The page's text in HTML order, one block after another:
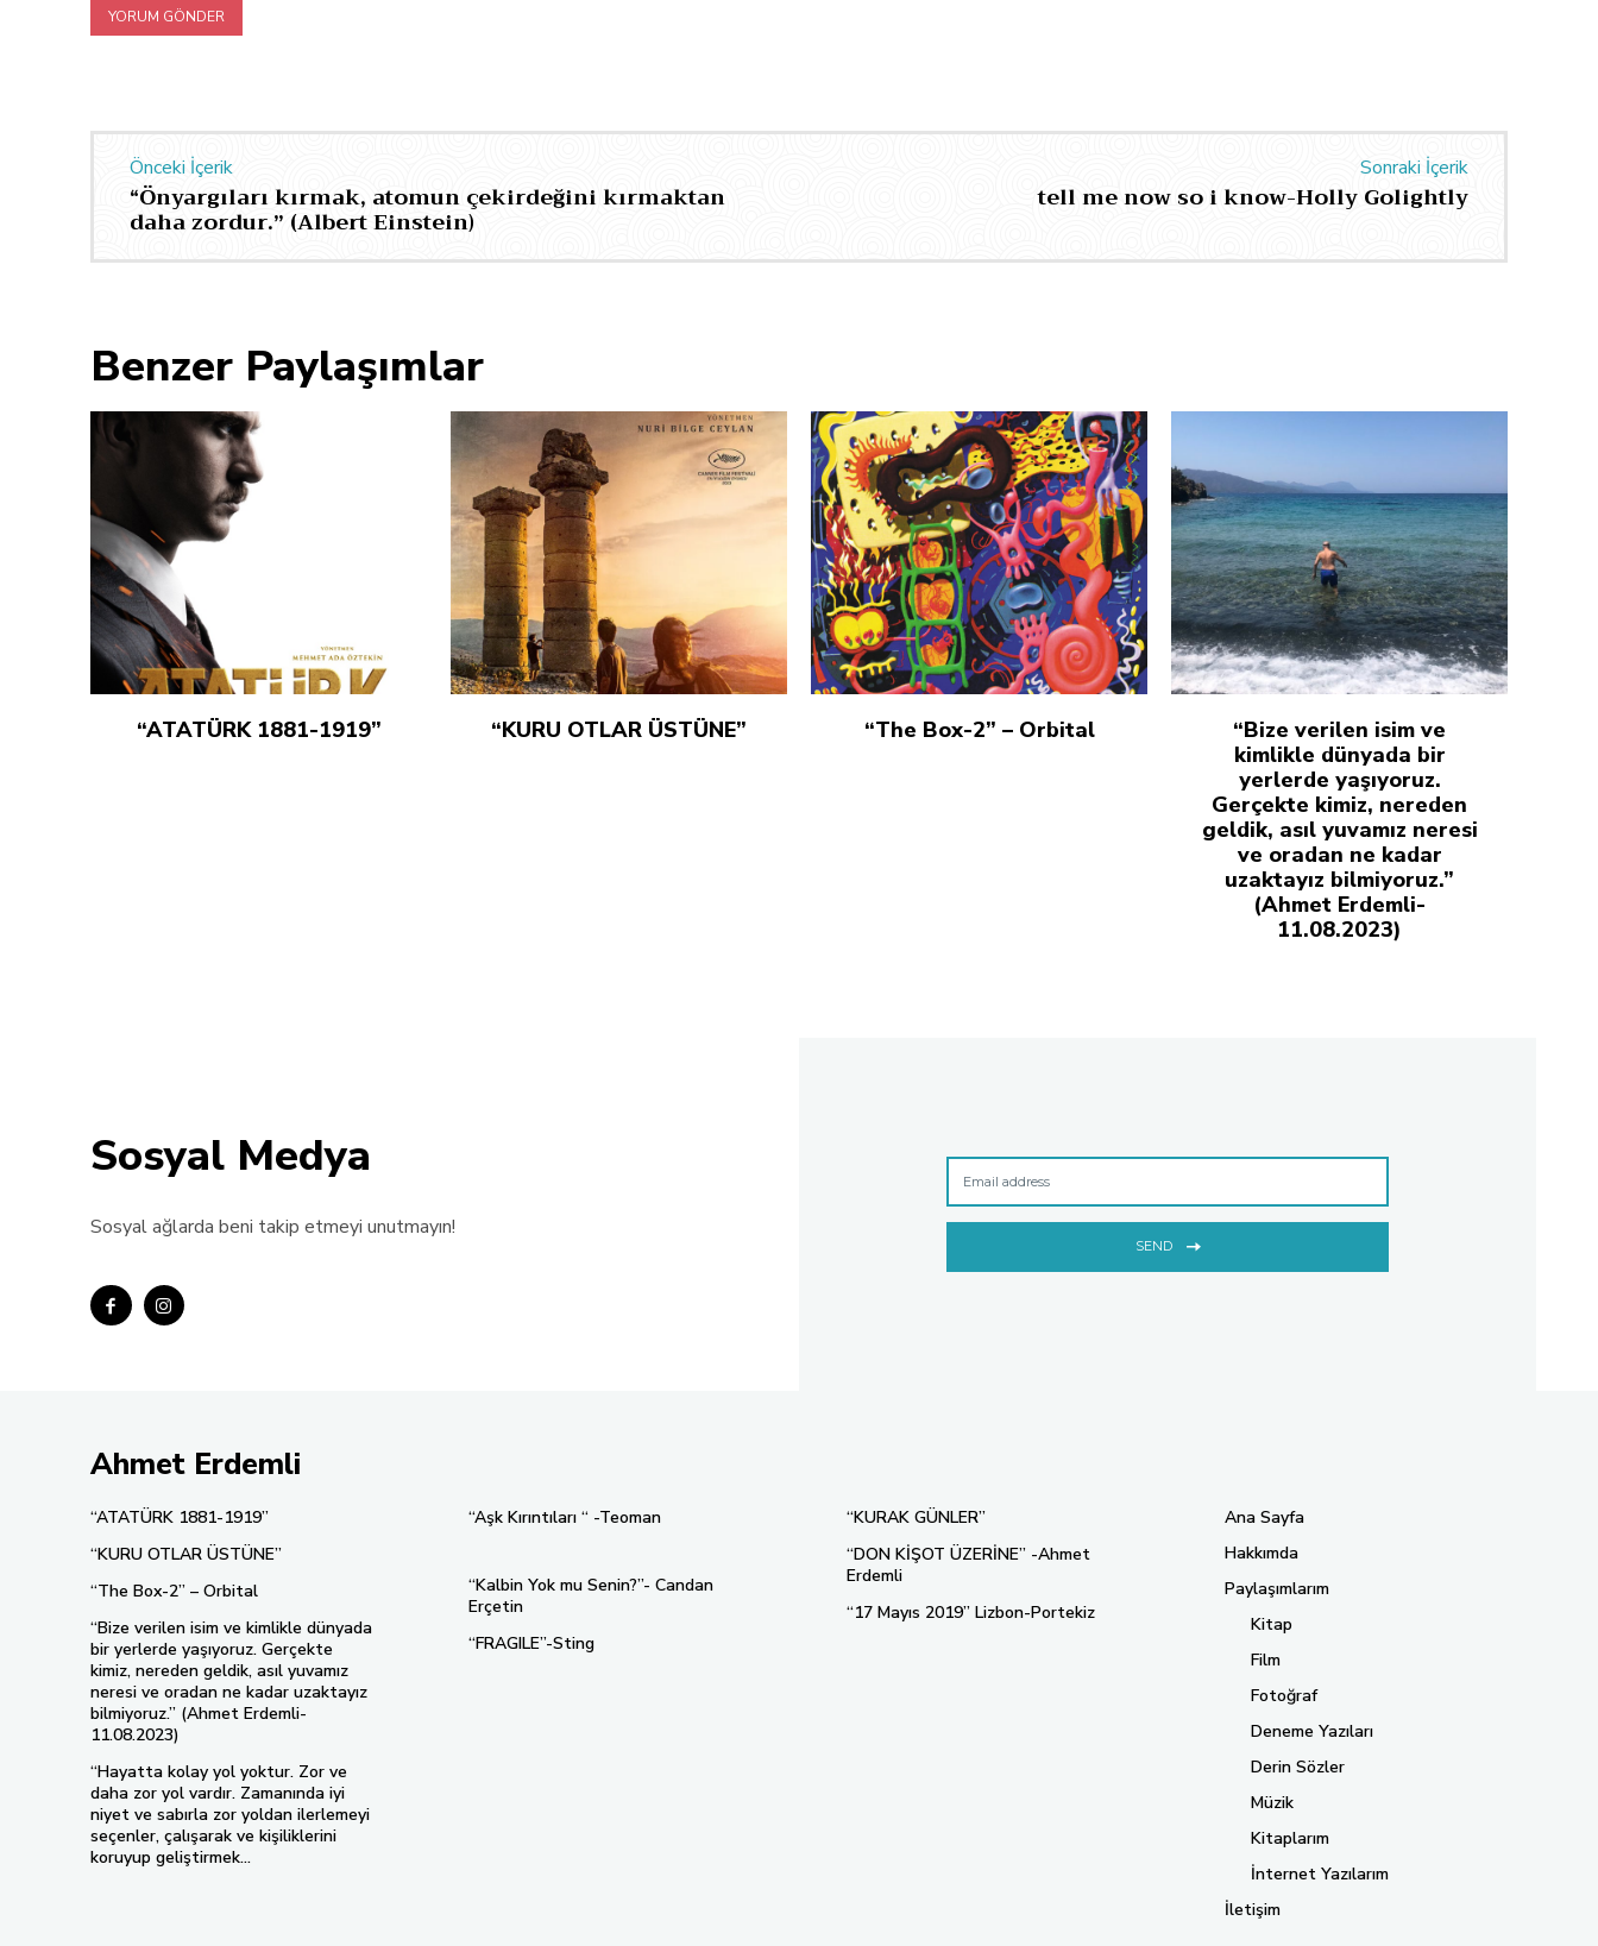
Önceki İçerik
“Önyargıları kırmak, atomun çekirdeğini kırmaktan
daha zordur.” (Albert Einstein)
Sonraki İçerik
tell me now so i know-Holly Golightly
Benzer Paylaşımlar
“ATATÜRK 1881-1919” “KURU OTLAR ÜSTÜNE” “The Box-2” – Orbital
“Bize verilen isim ve
kimlikle dünyada bir
yerlerde yaşıyoruz.
Gerçekte kimiz, nereden
geldik, asıl yuvamız neresi
ve oradan ne kadar
uzaktayız bilmiyoruz.”
(Ahmet Erdemli-
11.08.2023)
Sosyal Medya
Sosyal ağlarda beni takip etmeyi unutmayın!
SEND
Ahmet Erdemli
“ATATÜRK 1881-1919”
“KURU OTLAR ÜSTÜNE”
“The Box-2” – Orbital
“Bize verilen isim ve kimlikle dünyada
bir yerlerde yaşıyoruz. Gerçekte
kimiz, nereden geldik, asıl yuvamız
neresi ve oradan ne kadar uzaktayız
bilmiyoruz.” (Ahmet Erdemli-
11.08.2023)
“Hayatta kolay yol yoktur. Zor ve
daha zor yol vardır. Zamanında iyi
niyet ve sabırla zor yoldan ilerlemeyi
seçenler, çalışarak ve kişiliklerini
koruyup geliştirmek...
“Aşk Kırıntıları “ -Teoman
“Kalbin Yok mu Senin?”- Candan
Erçetin
“FRAGILE”-Sting
“KURAK GÜNLER”
“DON KİŞOT ÜZERİNE” -Ahmet
Erdemli
“17 Mayıs 2019” Lizbon-Portekiz
Ana Sayfa
Hakkımda
Paylaşımlarım
Kitap
Film
Fotoğraf
Deneme Yazıları
Derin Sözler
Müzik
Kitaplarım
İnternet Yazılarım
İletişim